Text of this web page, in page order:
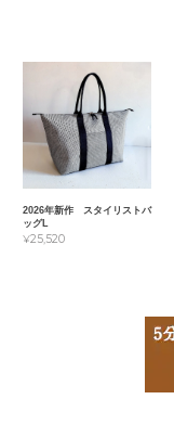
2026年新作 スタイリストバ
ッグL
¥25,520